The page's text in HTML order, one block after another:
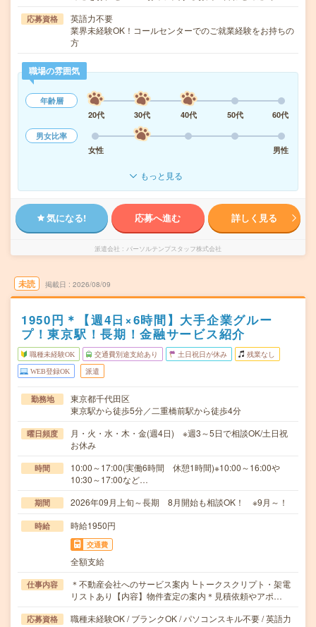
応募資格
英語力不要
業界未経験OK！コールセンターでのご就業経験をお持ちの
方
職場の雰囲気
年齢層
20代
30代 40代 50代
60代
男女比率
女性
男性
もっと見る
気になる! 応募へ進む 詳しく見る
派遣会社 パーソルテンプスタッフ株式会社
未読 掲載日 2026/08/09
1950円＊【週4日×6時間】大手企業グルー
プ！東京駅！長期！金融サービス紹介
職種未経験OK 交通費別途支給あり 土日祝日が休み 残業なし
WEB登録OK 派遣
勤務地
東京都千代田区
東京駅から徒歩5分／二重橋前駅から徒歩4分
曜日頻度
月・火・水・木・金(週4日) ※週3～5日で相談OK/土日祝
お休み
時間
10:00～17:00(実働6時間 休憩1時間)※10:00～16:00や
10:30～17:00など…
期間 2026年09月上旬～長期 8月開始も相談OK！ ※9月～！
時給 時給1950円
交通費
全額支給
仕事内容
＊不動産会社へのサービス案内┗トークスクリプト・架電
リストあり【内容】物件査定の案内＊見積依頼やアポ…
応募資格
職種未経験OK / ブランクOK / パソコンスキル不要 / 英語力